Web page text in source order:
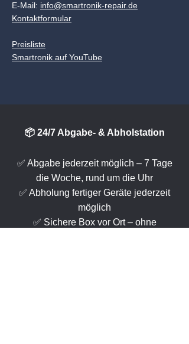
E-Mail: info@smartronik-repair.de
Kontaktformular
Preisliste
Smartronik auf YouTube
📦 24/7 Abgabe- & Abholstation
✅ Abgabe jederzeit möglich – 7 Tage
die Woche, rund um die Uhr
✅ Abholung fertiger Geräte jederzeit
möglich
✅ Sichere Box vor Ort – ohne